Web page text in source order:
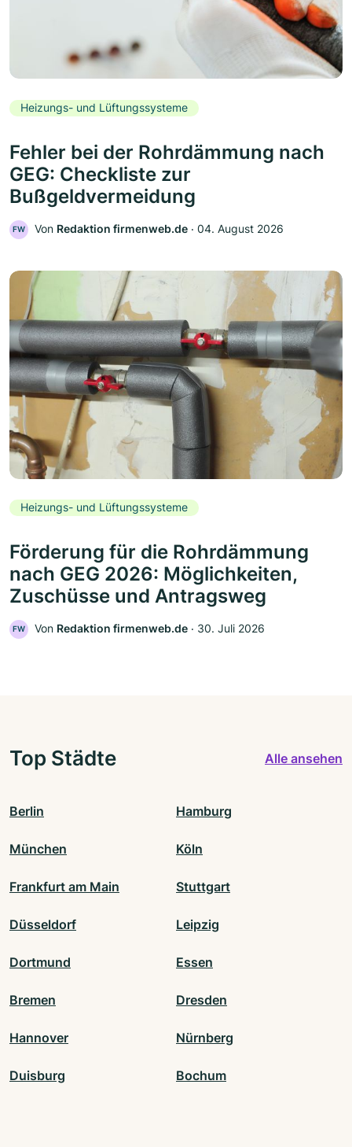
Heizungs- und Lüftungssysteme
Fehler bei der Rohrdämmung nach
GEG: Checkliste zur
Bußgeldvermeidung
FW Von Redaktion firmenweb.de ‧ 04. August 2026
Heizungs- und Lüftungssysteme
Förderung für die Rohrdämmung
nach GEG 2026: Möglichkeiten,
Zuschüsse und Antragsweg
FW Von Redaktion firmenweb.de ‧ 30. Juli 2026
Top Städte Alle ansehen
Berlin Hamburg
München Köln
Frankfurt am Main Stuttgart
Düsseldorf Leipzig
Dortmund Essen
Bremen Dresden
Hannover Nürnberg
Duisburg Bochum